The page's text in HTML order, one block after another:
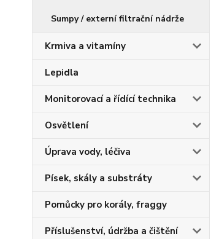
Sumpy / externí filtrační nádrže
Krmiva a vitamíny
Lepidla
Monitorovací a řídící technika
Osvětlení
Úprava vody, léčiva
Písek, skály a substráty
Pomůcky pro korály, fraggy
Příslušenství, údržba a čištění